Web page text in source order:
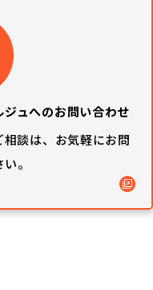
ュへのお問い合わせ
談は、 お気軽にお問
。